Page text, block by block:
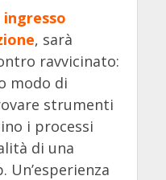
ingresso
, sarà
ravvicinato:
modo di
strumenti
i processi
di una
Un’esperienza